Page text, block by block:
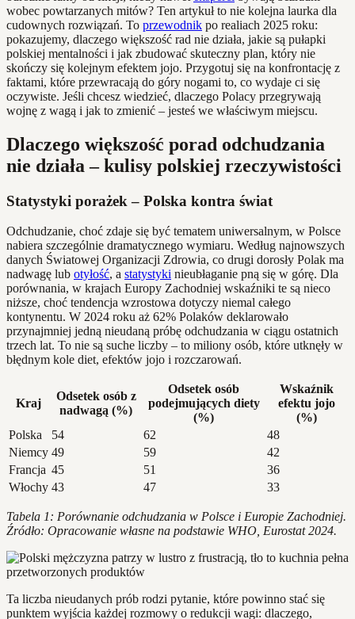
wobec powtarzanych mitów? Ten artykuł to nie kolejna laurka dla
cudownych rozwiązań. To przewodnik po realiach 2025 roku:
pokazujemy, dlaczego większość rad nie działa, jakie są pułapki
polskiej mentalności i jak zbudować skuteczny plan, który nie
skończy się kolejnym efektem jojo. Przygotuj się na konfrontację z
faktami, które przewracają do góry nogami to, co wydaje ci się
oczywiste. Jeśli chcesz wiedzieć, dlaczego Polacy przegrywają
wojnę z wagą i jak to zmienić – jesteś we właściwym miejscu.
Dlaczego większość porad odchudzania
nie działa – kulisy polskiej rzeczywistości
Statystyki porażek – Polska kontra świat
Odchudzanie, choć zdaje się być tematem uniwersalnym, w Polsce
nabiera szczególnie dramatycznego wymiaru. Według najnowszych
danych Światowej Organizacji Zdrowia, co drugi dorosły Polak ma
nadwagę lub otyłość, a statystyki nieubłaganie pną się w górę. Dla
porównania, w krajach Europy Zachodniej wskaźniki te są nieco
niższe, choć tendencja wzrostowa dotyczy niemal całego
kontynentu. W 2024 roku aż 62% Polaków deklarowało
przynajmniej jedną nieudaną próbę odchudzania w ciągu ostatnich
trzech lat. To nie są suche liczby – to miliony osób, które utknęły w
błędnym kole diet, efektów jojo i rozczarowań.
Kraj
Odsetek osób z
nadwagą (%)
Odsetek osób
podejmujących diety
(%)
Wskaźnik
efektu jojo
(%)
Polska
54 62
48
Niemcy 49 59
42
Francja 45 51
36
Włochy 43 47 33
Tabela 1: Porównanie odchudzania w Polsce i Europie Zachodniej.
Źródło: Opracowanie własne na podstawie WHO, Eurostat 2024.
Ta liczba nieudanych prób rodzi pytanie, które powinno stać się
punktem wyjścia każdej rozmowy o redukcji wagi: dlaczego,